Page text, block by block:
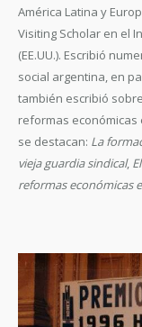
América Latina y
Visiting Scholar en el
(EE.UU.). Escribió
social argentina, en
también escribió
reformas económicas
se destacan: La
vieja guardia sindical,
reformas económicas